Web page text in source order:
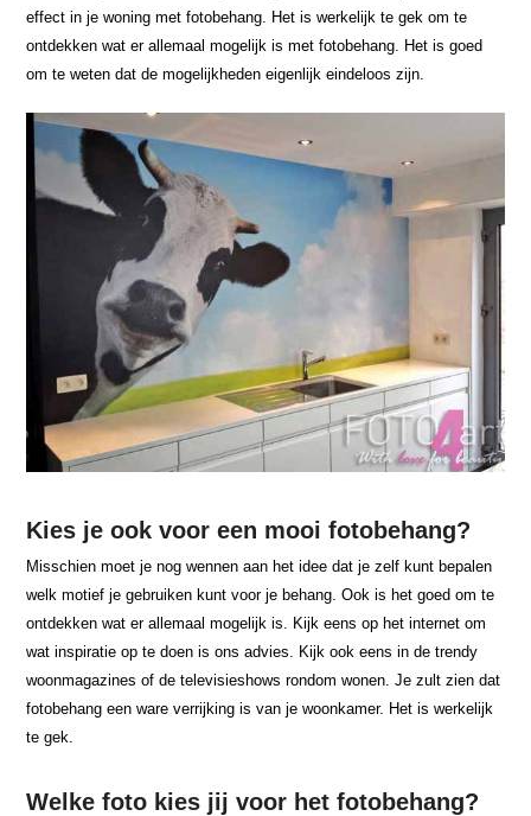
effect in je woning met fotobehang. Het is werkelijk te gek om te
ontdekken wat er allemaal mogelijk is met fotobehang. Het is goed
om te weten dat de mogelijkheden eigenlijk eindeloos zijn.
Kies je ook voor een mooi fotobehang?
Misschien moet je nog wennen aan het idee dat je zelf kunt bepalen
welk motief je gebruiken kunt voor je behang. Ook is het goed om te
ontdekken wat er allemaal mogelijk is. Kijk eens op het internet om
wat inspiratie op te doen is ons advies. Kijk ook eens in de trendy
woonmagazines of de televisieshows rondom wonen. Je zult zien dat
fotobehang een ware verrijking is van je woonkamer. Het is werkelijk
te gek.
Welke foto kies jij voor het fotobehang?